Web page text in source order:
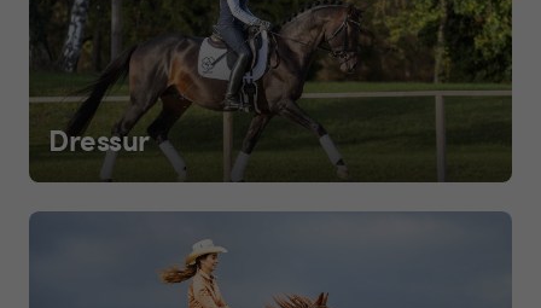
Dressur